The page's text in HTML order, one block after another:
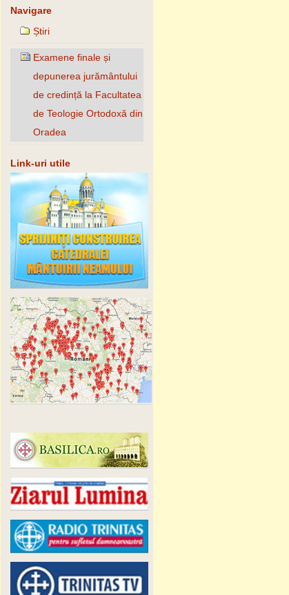
Navigare
Știri
Examene finale și
depunerea jurământului
de credință la Facultatea
de Teologie Ortodoxă din
Oradea
Link-uri utile